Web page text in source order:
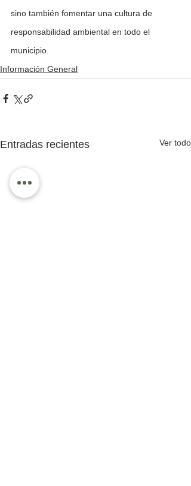
sino también fomentar una cultura de
responsabilidad ambiental en todo el
municipio.
Información General
Entradas recientes Ver todo